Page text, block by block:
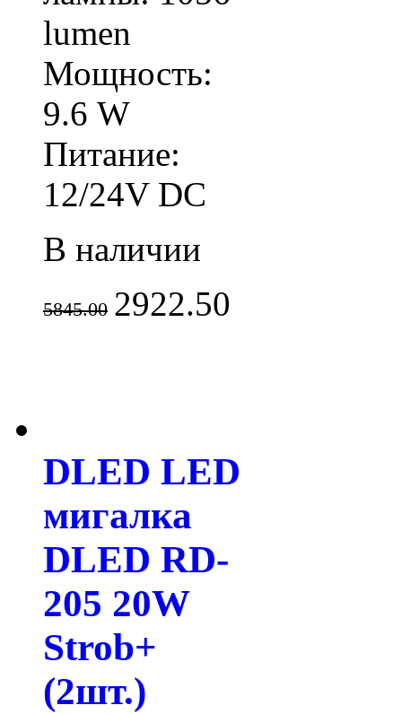
lumen
Мощность:
9.6 W
Питание:
12/24V DC
В наличии
5845.00 2922.50
DLED LED
мигалка
DLED RD-
205 20W
Strob+
(2шт.)